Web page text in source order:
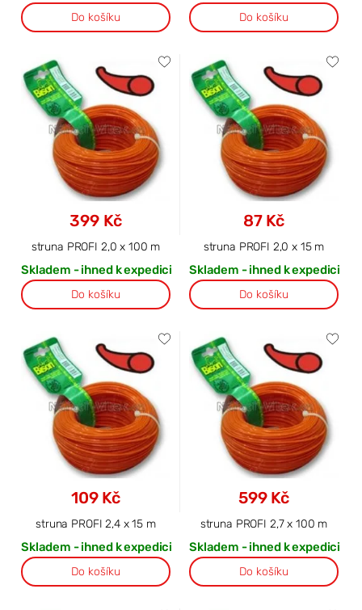
Do košíku Do košíku
399 Kč
struna PROFI 2,0 x 100 m
Skladem - ihned k expedici
Do košíku
87 Kč
struna PROFI 2,0 x 15 m
Skladem - ihned k expedici
Do košíku
109 Kč
struna PROFI 2,4 x 15 m
Skladem - ihned k expedici
Do košíku
599 Kč
struna PROFI 2,7 x 100 m
Skladem - ihned k expedici
Do košíku